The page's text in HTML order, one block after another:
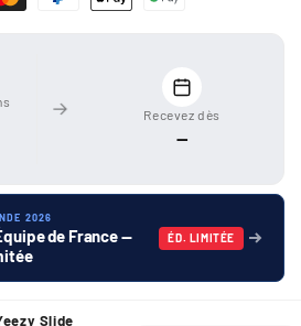
Recevez dès
—
2026
de France —
ÉD. LIMITÉE
Slide